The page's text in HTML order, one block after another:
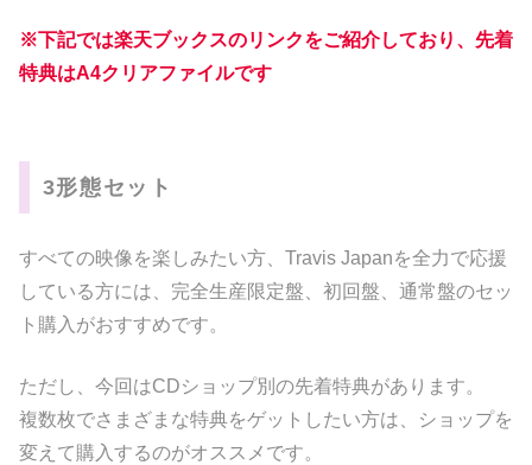
※下記では楽天ブックスのリンクをご紹介しており、 先着
特典はA4クリアファイルです
3形態セット
すべての映像を楽しみたい方、Travis Japanを全力で応援
している方には、完全生産限定盤、初回盤、通常盤のセッ
ト購入がおすすめです。
ただし、今回はCDショップ別の先着特典があります。
複数枚でさまざまな特典をゲットしたい方は、ショップを
変えて購入するのがオススメです。